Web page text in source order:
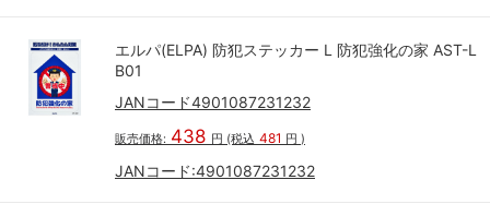
エルパ(ELPA) 防犯ステッカー L 防犯強化の家 AST-L
B01
JANコード4901087231232
販売価格: 438 円 (税込 481 円 )
JANコード:4901087231232